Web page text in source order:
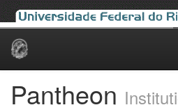
Skip
Pantheon